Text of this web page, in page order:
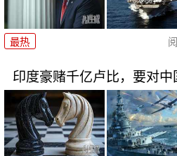
最热
印度豪赌千亿卢比，要对中